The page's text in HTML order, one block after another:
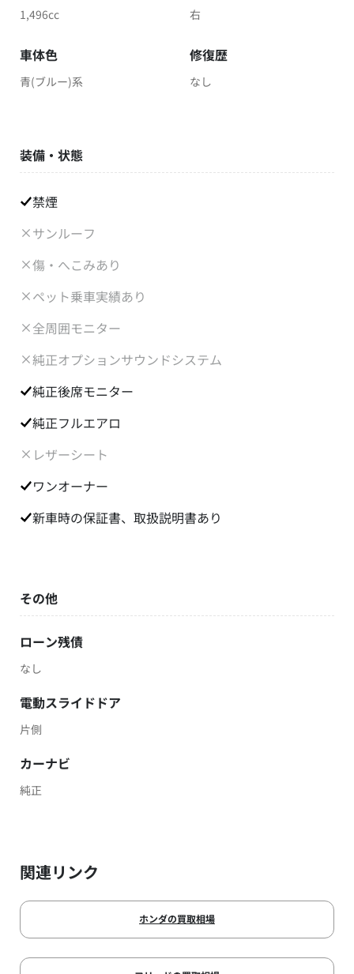
1,496cc 右
車体色
青(ブルー)系
修復歴
なし
装備・状態
禁煙
サンルーフ
傷・へこみあり
ペット乗車実績あり
全周囲モニター
純正オプションサウンドシステム
純正後席モニター
純正フルエアロ
レザーシート
ワンオーナー
新車時の保証書、取扱説明書あり
その他
ローン残債
なし
電動スライドドア
片側
カーナビ
純正
関連リンク
ホンダの買取相場